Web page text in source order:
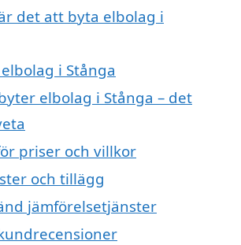
det att byta elbolag i
i Stånga
elbolag i Stånga – det
priser och villkor
och tillägg
jämförelsetjänster